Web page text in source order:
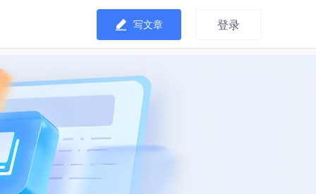
写文章 登录